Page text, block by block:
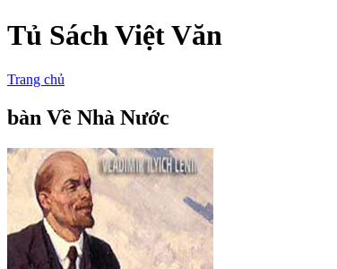
Tủ Sách Việt Văn
Trang chủ
bàn Về Nhà Nước